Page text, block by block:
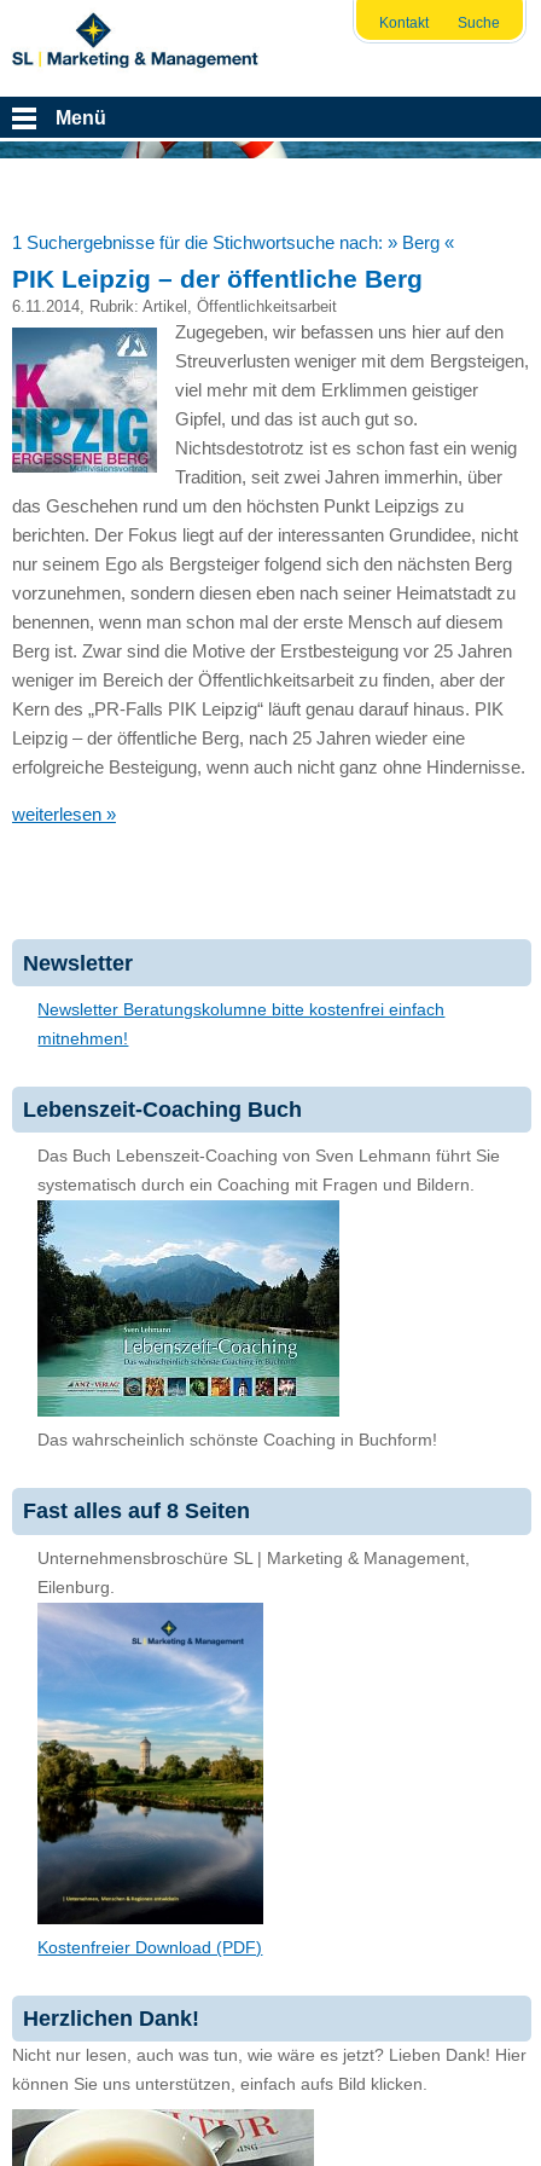
Kontakt Suche
Menü
1 Suchergebnisse für die Stichwortsuche nach: » Berg «
PIK Leipzig – der öffentliche Berg
6.11.2014, Rubrik: Artikel , Öffentlichkeitsarbeit
Zugegeben, wir befassen uns hier auf den
Streuverlusten weniger mit dem Bergsteigen,
viel mehr mit dem Erklimmen geistiger
Gipfel, und das ist auch gut so.
Nichtsdestotrotz ist es schon fast ein wenig
Tradition, seit zwei Jahren immerhin, über
das Geschehen rund um den höchsten Punkt Leipzigs zu
berichten. Der Fokus liegt auf der interessanten Grundidee, nicht
nur seinem Ego als Bergsteiger folgend sich den nächsten Berg
vorzunehmen, sondern diesen eben nach seiner Heimatstadt zu
benennen, wenn man schon mal der erste Mensch auf diesem
Berg ist. Zwar sind die Motive der Erstbesteigung vor 25 Jahren
weniger im Bereich der Öffentlichkeitsarbeit zu finden, aber der
Kern des „PR-Falls PIK Leipzig“ läuft genau darauf hinaus. PIK
Leipzig – der öffentliche Berg, nach 25 Jahren wieder eine
erfolgreiche Besteigung, wenn auch nicht ganz ohne Hindernisse.
weiterlesen »
Newsletter
Newsletter Beratungskolumne bitte kostenfrei einfach
mitnehmen!
Lebenszeit-Coaching Buch
Das Buch Lebenszeit-Coaching von Sven Lehmann führt Sie
systematisch durch ein Coaching mit Fragen und Bildern.
Das wahrscheinlich schönste Coaching in Buchform!
Fast alles auf 8 Seiten
Unternehmensbroschüre SL | Marketing & Management,
Eilenburg.
Kostenfreier Download (PDF)
Herzlichen Dank!
Nicht nur lesen, auch was tun, wie wäre es jetzt? Lieben Dank! Hier
können Sie uns unterstützen, einfach aufs Bild klicken.